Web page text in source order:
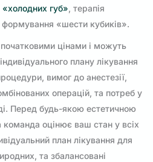
«холодних губ», терапія
формування «шести кубиків».
початковими цінами і можуть
плану лікування
вимог до анестезії,
операцій, та потреб у
Перед будь-якою естетичною
оцінює ваш стан у всіх
план лікування для
та збалансовані